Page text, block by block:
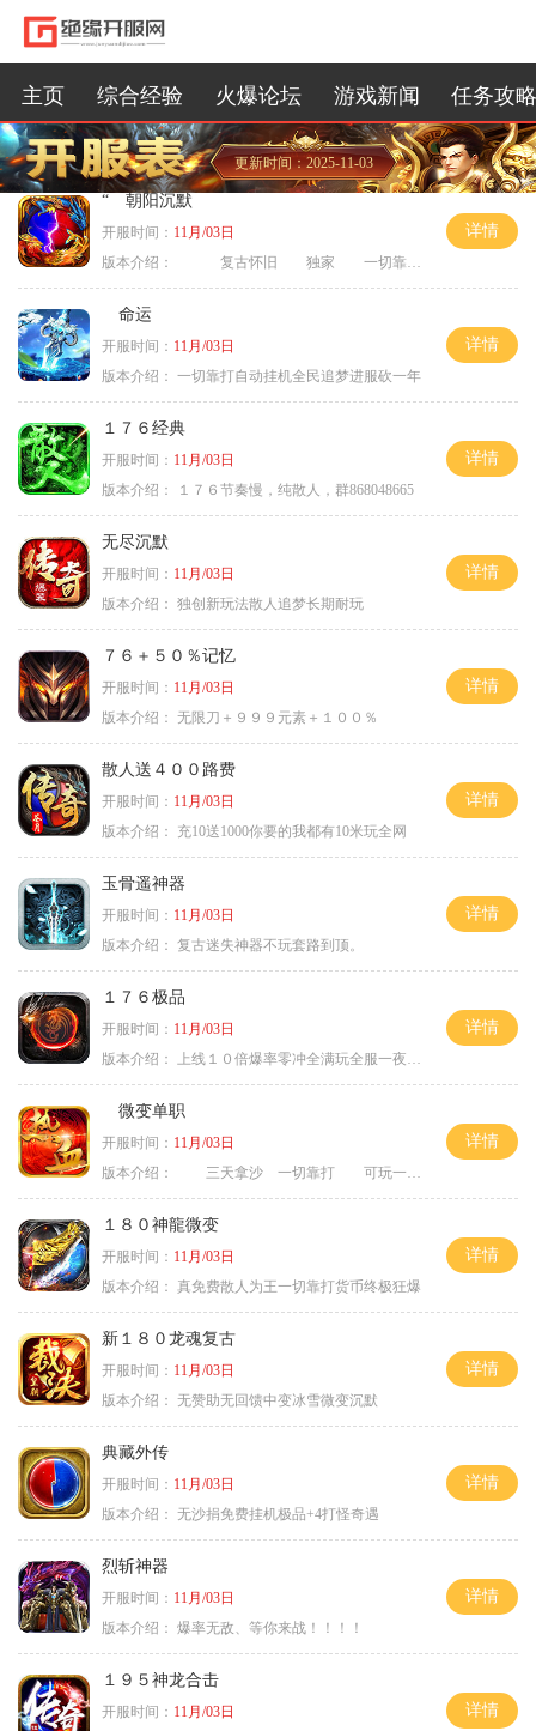
主页 综合经验 火爆论坛 游戏新闻 任务攻
更新时间：2025-11-03
“ 朝阳沉默
开服时间： 11月/03日
版本介绍：
复古怀旧 独家 一切靠打
详情
命运
开服时间： 11月/03日
版本介绍： 一切靠打自动挂机全民追梦进服砍一年
详情
１７６经典
开服时间： 11月/03日
版本介绍：
１７６节奏慢，纯散人，群868048665
详情
无尽沉默
开服时间： 11月/03日
版本介绍： 独创新玩法散人追梦长期耐玩
详情
７６＋５０％记忆
开服时间： 11月/03日
版本介绍： 无限刀＋９９９元素＋１００％
详情
散人送４００路费
开服时间： 11月/03日
版本介绍：
充10送1000你要的我都有10米玩全网
详情
玉骨遥神器
开服时间： 11月/03日
版本介绍： 复古迷失神器不玩套路到顶。
详情
１７６极品
开服时间： 11月/03日
版本介绍：
上线１０倍爆率零冲全满玩全服一夜终极
详情
微变单职
开服时间： 11月/03日
版本介绍：
三天拿沙 一切靠打 可玩一年
详情
１８０神龍微变
开服时间： 11月/03日
版本介绍： 真免费散人为王一切靠打货币终极狂爆
详情
新１８０龙魂复古
开服时间： 11月/03日
版本介绍： 无赞助无回馈中变冰雪微变沉默
详情
典藏外传
开服时间： 11月/03日
版本介绍： 无沙捐免费挂机极品+4打怪奇遇
详情
烈斩神器
开服时间： 11月/03日
版本介绍： 爆率无敌、等你来战！！！！
详情
１９５神龙合击
开服时间： 11月/03日
详情